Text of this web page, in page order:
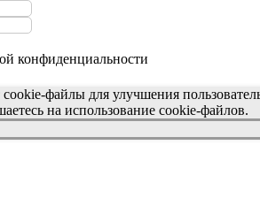
конфиденциальности
cookie-файлы для улучшения
на использование cookie-файлов.